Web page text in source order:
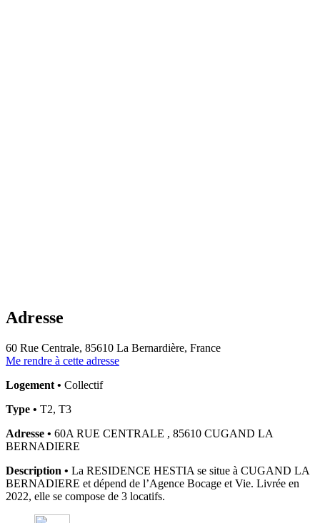
Adresse
60 Rue Centrale, 85610 La Bernardière, France
Me rendre à cette adresse
Logement • Collectif
Type • T2, T3
Adresse • 60A RUE CENTRALE , 85610 CUGAND LA
BERNADIERE
Description • La RESIDENCE HESTIA se situe à CUGAND LA
BERNADIERE et dépend de l’Agence Bocage et Vie. Livrée en
2022, elle se compose de 3 locatifs.